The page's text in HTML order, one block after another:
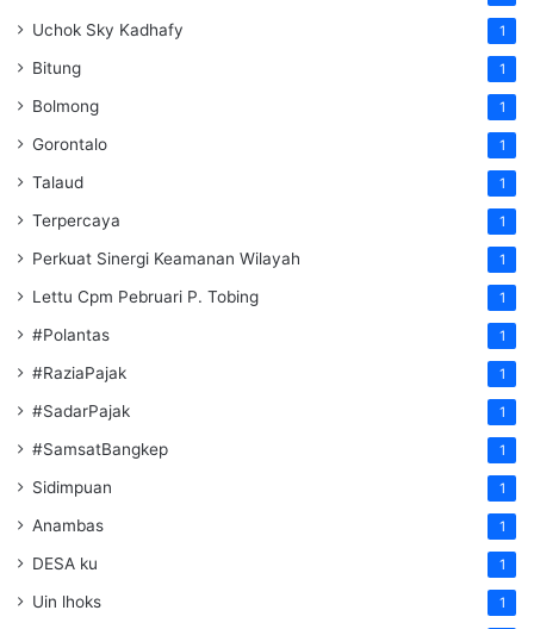
Uchok Sky Kadhafy 1
Bitung 1
Bolmong 1
Gorontalo 1
Talaud 1
Terpercaya 1
Perkuat Sinergi Keamanan Wilayah 1
Lettu Cpm Pebruari P. Tobing 1
#Polantas 1
#RaziaPajak 1
#SadarPajak 1
#SamsatBangkep 1
Sidimpuan 1
Anambas 1
DESA ku 1
Uin lhoks 1